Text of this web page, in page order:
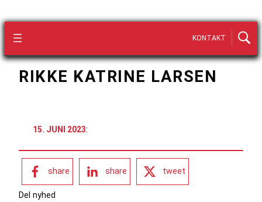
KONTAKT
RIKKE KATRINE LARSEN
15. JUNI 2023:
share share tweet
Del nyhed